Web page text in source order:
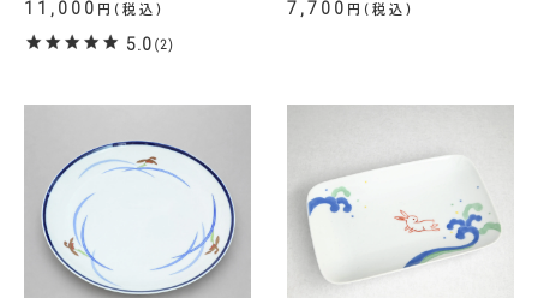
11,000 円(税込)
5.0 (2)
7,700 円(税込)